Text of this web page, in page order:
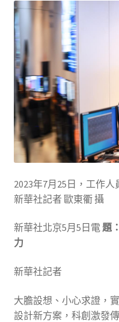
2023年7月25日，工作
新華社記者 歐東衢 攝
新華社北京5月5日電題
力
新華社記者
大膽設想、小心求證，
設計新方案，科創激發